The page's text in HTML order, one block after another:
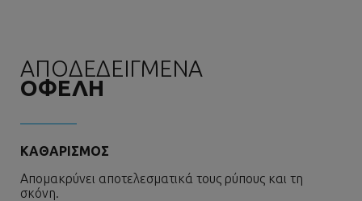
ΑΠΟΔΕΔΕΙΓΜΕΝΑ
ΟΦΕΛΗ
ΚΑΘΑΡΙΣΜΟΣ
Απομακρύνει αποτελεσματικά τους ρύπους και τη
σκόνη.